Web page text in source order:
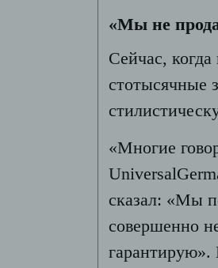
«Мы не
Сейчас,
стотысячные
«Многие
сказал: «Мы
совершенно
гарантирую».